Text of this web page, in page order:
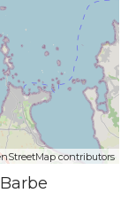
contributors